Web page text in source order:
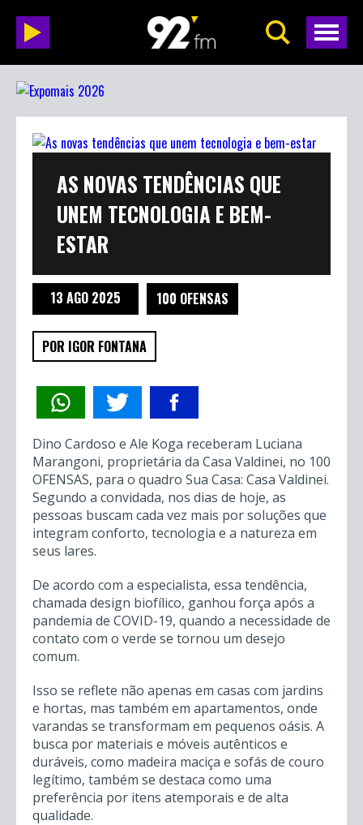
AS NOVAS TENDÊNCIAS QUE
UNEM TECNOLOGIA E BEM-
ESTAR
13 AGO 2025 100 OFENSAS
POR IGOR FONTANA
Dino Cardoso e Ale Koga receberam Luciana
Marangoni, proprietária da Casa Valdinei, no 100
OFENSAS, para o quadro Sua Casa: Casa Valdinei.
Segundo a convidada, nos dias de hoje, as
pessoas buscam cada vez mais por soluções que
integram conforto, tecnologia e a natureza em
seus lares.
De acordo com a especialista, essa tendência,
chamada design biofílico, ganhou força após a
pandemia de COVID-19, quando a necessidade de
contato com o verde se tornou um desejo
comum.
Isso se reflete não apenas em casas com jardins
e hortas, mas também em apartamentos, onde
varandas se transformam em pequenos oásis. A
busca por materiais e móveis autênticos e
duráveis, como madeira maciça e sofás de couro
legítimo, também se destaca como uma
preferência por itens atemporais e de alta
qualidade.